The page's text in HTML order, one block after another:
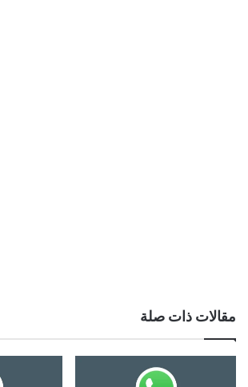
مقالات ذات صلة